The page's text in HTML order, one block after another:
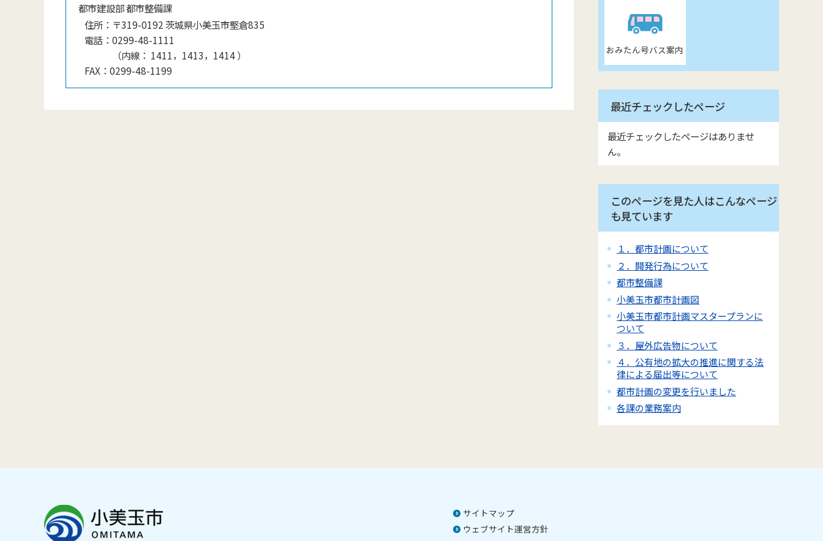
都市建設部 都市整備課
住所： 〒319-0192 茨城県小美玉市堅倉835
電話： 0299-48-1111
（内線 ： 1411，1413，1414）
FAX： 0299-48-1199
おみたん号バス案内
最近チェックしたページ
最近チェックしたページはありませ
ん。
このページを見た人はこんなページ
も見ています
１．都市計画について
２．開発行為について
都市整備課
小美玉市都市計画図
小美玉市都市計画マスタープランに
ついて
３．屋外広告物について
４．公有地の拡大の推進に関する法
律による届出等について
都市計画の変更を行いました
各課の業務案内
サイトマップ
ウェブサイト運営方針